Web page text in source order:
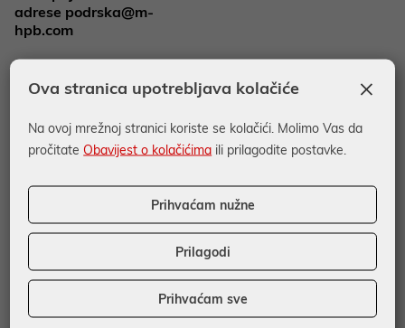
adrese podrska@m-
hpb.com
29.07.2022.
prijevare u poslovanju
osoba koje se bave
turističkom djelatnošću –
prijevarni zahtjevi za
29.07.2022.
Akvizicijom i organskim
rastom HPB snažno
zakoračila prema 5.
poziciji na tržištu
×
Ova stranica upotrebljava kolačiće
Na ovoj mrežnoj stranici koriste se kolačići. Molimo Vas da
pročitateObavijest o kolačićima ili prilagodite postavke.
Prihvaćam nužne
Prilagodi
Prihvaćam sve